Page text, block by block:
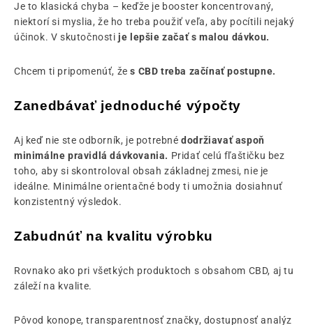
Je to klasická chyba – keďže je booster koncentrovaný,
niektorí si myslia, že ho treba použiť veľa, aby pocítili nejaký
účinok. V skutočnosti je lepšie začať s malou dávkou.
Chcem ti pripomenúť, že s CBD treba začínať postupne.
Zanedbávať jednoduché výpočty
Aj keď nie ste odborník, je potrebnédodržiavať aspoň
minimálne pravidlá dávkovania. Pridať celú fľaštičku bez
toho, aby si skontroloval obsah základnej zmesi, nie je
ideálne. Minimálne orientačné body ti umožnia dosiahnuť
konzistentný výsledok.
Zabudnúť na kvalitu výrobku
Rovnako ako pri všetkých produktoch s obsahom CBD, aj tu
záleží na kvalite.
Pôvod konope, transparentnosť značky, dostupnosť analýz